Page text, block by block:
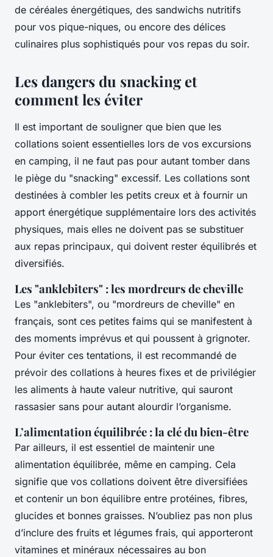
de céréales énergétiques, des sandwichs nutritifs
pour vos pique-niques, ou encore des délices
culinaires plus sophistiqués pour vos repas du soir.
Les dangers du snacking et
comment les éviter
Il est important de souligner que bien que les
collations soient essentielles lors de vos excursions
en camping, il ne faut pas pour autant tomber dans
le piège du "snacking" excessif. Les collations sont
destinées à combler les petits creux et à fournir un
apport énergétique supplémentaire lors des activités
physiques, mais elles ne doivent pas se substituer
aux repas principaux, qui doivent rester équilibrés et
diversifiés.
Les "anklebiters" : les mordreurs de cheville
Les "anklebiters", ou "mordreurs de cheville" en
français, sont ces petites faims qui se manifestent à
des moments imprévus et qui poussent à grignoter.
Pour éviter ces tentations, il est recommandé de
prévoir des collations à heures fixes et de privilégier
les aliments à haute valeur nutritive, qui sauront
rassasier sans pour autant alourdir l’organisme.
L’alimentation équilibrée : la clé du bien-être
Par ailleurs, il est essentiel de maintenir une
alimentation équilibrée, même en camping. Cela
signifie que vos collations doivent être diversifiées
et contenir un bon équilibre entre protéines, fibres,
glucides et bonnes graisses. N’oubliez pas non plus
d’inclure des fruits et légumes frais, qui apporteront
vitamines et minéraux nécessaires au bon